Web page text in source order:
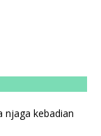
njaga kebadian